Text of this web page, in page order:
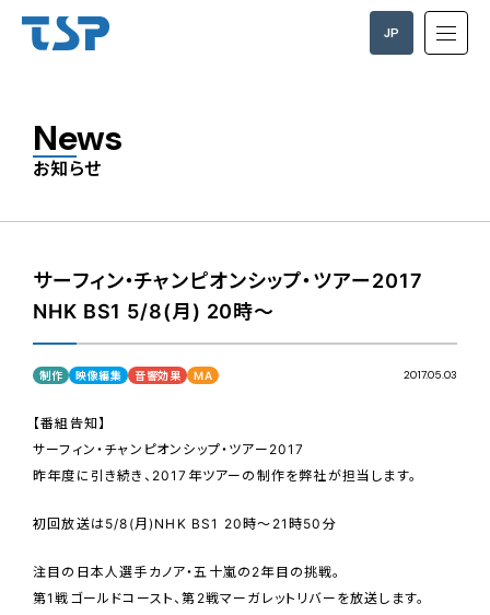
JP
News
お知らせ
サーフィン・チャンピオンシップ・ツアー2017
NHK BS1 5/8(月) 20時～
制作 映像編集 音響効果 MA 2017.05.03
【番組告知】
サーフィン・チャンピオンシップ・ツアー2017
昨年度に引き続き、2017年ツアーの制作を弊社が担当します。
初回放送は5/8(月)NHK BS1 20時～21時50分
注目の日本人選手カノア・五十嵐の2年目の挑戦。
第1戦ゴールドコースト、第2戦マーガレットリバーを放送します。